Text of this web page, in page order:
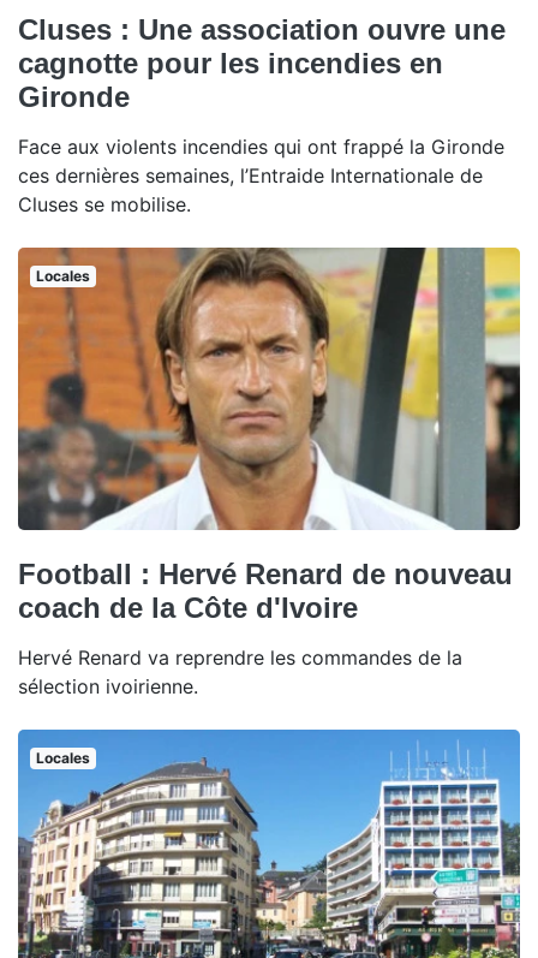
Cluses : Une association ouvre une
cagnotte pour les incendies en
Gironde
Face aux violents incendies qui ont frappé la Gironde
ces dernières semaines, l’Entraide Internationale de
Cluses se mobilise.
Locales
Football : Hervé Renard de nouveau
coach de la Côte d'Ivoire
Hervé Renard va reprendre les commandes de la
sélection ivoirienne.
Locales